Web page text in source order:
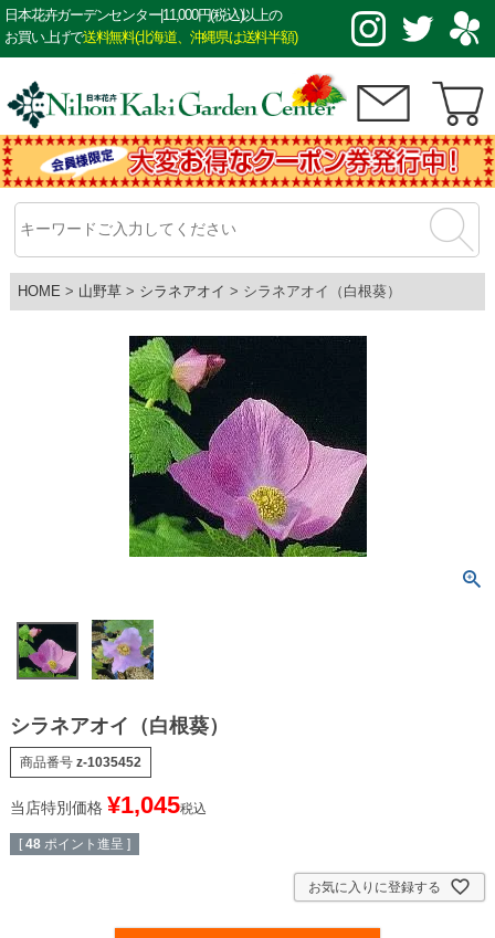
日本花卉ガーデンセンター|11,000円(税込)以上の
お買い上げで送料無料(北海道、沖縄県は送料半額)
HOME 山野草 シラネアオイ シラネアオイ（白根葵）
シラネアオイ（白根葵）
商品番号 z-1035452
当店特別価格 ¥1,045税込
[ 48 ポイント進呈 ]
お気に入りに登録する